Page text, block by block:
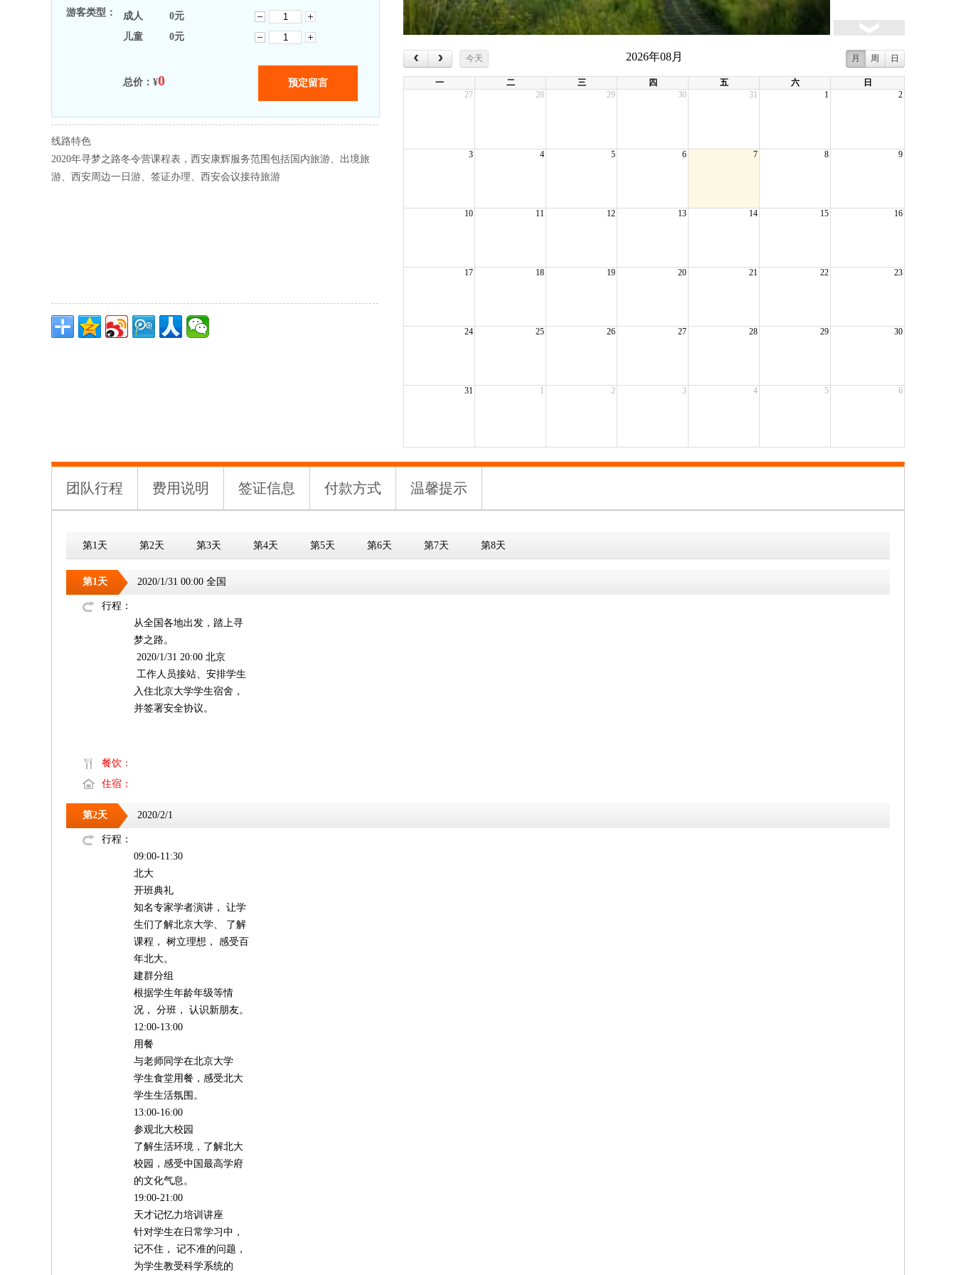
游客类型： 成人 0元
儿童
0元
总价：¥0
线路特色
2020年寻梦之路冬令营课程表，西安康辉服务范围包括国内旅游、出境旅
游、西安周边一日游、签证办理、西安会议接待旅游
‹ › 今天 2026年08月 月 周 日
一 二 三 四 五 六
日
27
28 29 30 31 1 2
3 4 5 6 7 8 9
10 11 12 13 14 15 16
17 18 19 20 21 22 23
24 25 26 27 28 29 30
31 1 2 3 4 5 6
团队行程 费用说明 签证信息 付款方式 温馨提示
第1天 第2天 第3天 第4天 第5天 第6天 第7天 第8天
第1天 2020/1/31 00:00 全国
行程：
从全国各地出发，踏上寻
梦之路。
2020/1/31 20:00 北京
工作人员接站、安排学生
入住北京大学学生宿舍，
并签署安全协议。
餐饮：
住宿：
第2天 2020/2/1
行程：
09:00-11:30
北大
开班典礼
知名专家学者演讲， 让学
生们了解北京大学、 了解
课程， 树立理想， 感受百
年北大。
建群分组
根据学生年龄年级等情
况， 分班， 认识新朋友。
12:00-13:00
用餐
与老师同学在北京大学
学生食堂用餐，感受北大
学生生活氛围。
13:00-16:00
参观北大校园
了解生活环境，了解北大
校园，感受中国最高学府
的文化气息。
19:00-21:00
天才记忆力培训讲座
针对学生在日常学习中，
记不住， 记不准的问题，
为学生教受科学系统的